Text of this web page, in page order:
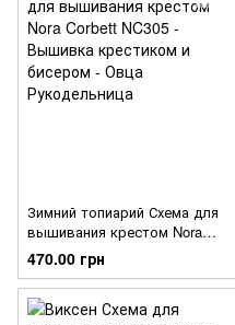
Зимний топиарий Схема для
вышивания крестом Nora
Corbett NC305
470.00 грн